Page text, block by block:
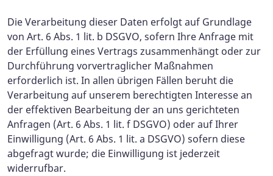
Die Verarbeitung dieser Daten erfolgt auf Grundlage
von Art. 6 Abs. 1 lit. b DSGVO, sofern Ihre Anfrage mit
der Erfüllung eines Vertrags zusammenhängt oder zur
Durchführung vorvertraglicher Maßnahmen
erforderlich ist. In allen übrigen Fällen beruht die
Verarbeitung auf unserem berechtigten Interesse an
der effektiven Bearbeitung der an uns gerichteten
Anfragen (Art. 6 Abs. 1 lit. f DSGVO) oder auf Ihrer
Einwilligung (Art. 6 Abs. 1 lit. a DSGVO) sofern diese
abgefragt wurde; die Einwilligung ist jederzeit
widerrufbar.